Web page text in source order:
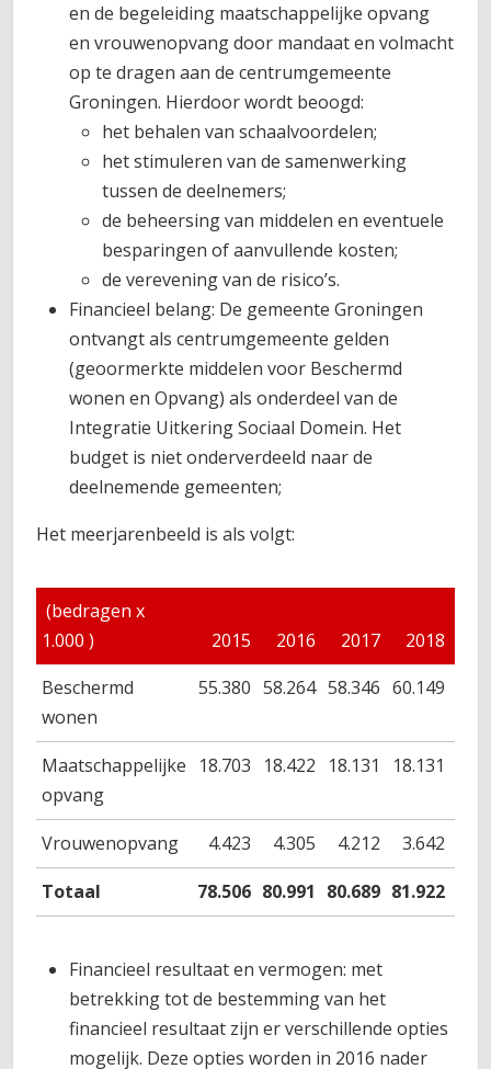
en de begeleiding maatschappelijke opvang
en vrouwenopvang door mandaat en volmacht
op te dragen aan de centrumgemeente
Groningen. Hierdoor wordt beoogd:
het behalen van schaalvoordelen;
het stimuleren van de samenwerking
tussen de deelnemers;
de beheersing van middelen en eventuele
besparingen of aanvullende kosten;
de verevening van de risico’s.
Financieel belang: De gemeente Groningen
ontvangt als centrumgemeente gelden
(geoormerkte middelen voor Beschermd
wonen en Opvang) als onderdeel van de
Integratie Uitkering Sociaal Domein. Het
budget is niet onderverdeeld naar de
deelnemende gemeenten;
Het meerjarenbeeld is als volgt:
(bedragen x
1.000 )
2015 2016 2017 2018
Beschermd
wonen
55.380 58.264 58.346 60.149
Maatschappelijke
opvang
18.703 18.422 18.131 18.131
Vrouwenopvang 4.423 4.305 4.212 3.642
Totaal
78.506 80.991 80.689 81.922
Financieel resultaat en vermogen: met
betrekking tot de bestemming van het
financieel resultaat zijn er verschillende opties
mogelijk. Deze opties worden in 2016 nader